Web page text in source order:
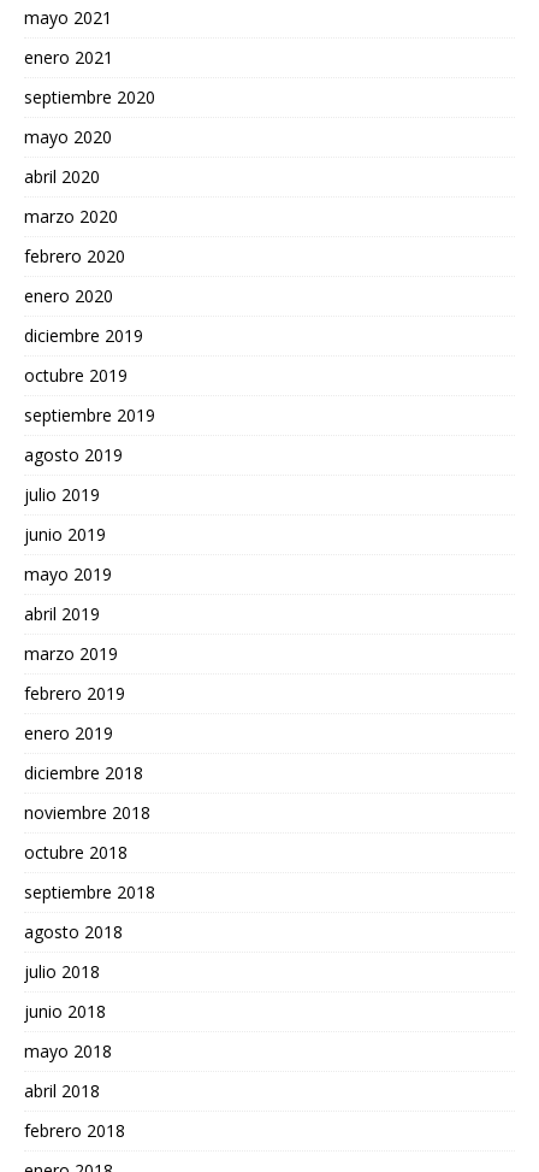
mayo 2021
enero 2021
septiembre 2020
mayo 2020
abril 2020
marzo 2020
febrero 2020
enero 2020
diciembre 2019
octubre 2019
septiembre 2019
agosto 2019
julio 2019
junio 2019
mayo 2019
abril 2019
marzo 2019
febrero 2019
enero 2019
diciembre 2018
noviembre 2018
octubre 2018
septiembre 2018
agosto 2018
julio 2018
junio 2018
mayo 2018
abril 2018
febrero 2018